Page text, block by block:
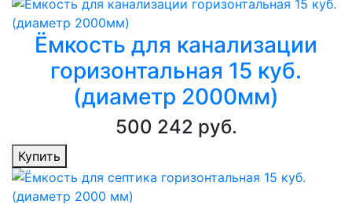
Ёмкость для канализации
горизонтальная 15 куб.
(диаметр 2000мм)
500 242 руб.
Купить